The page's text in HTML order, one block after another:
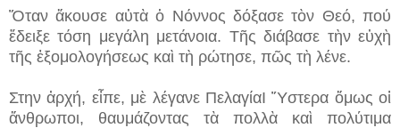
Ὅταν ἄκουσε αὐτὰ ὁ Νόννος δόξασε τὸν Θεό, πού
ἔδειξε τόση μεγάλη μετάνοια. Τῆς διάβασε τὴν εὐχὴ
τῆς ἐξομολογήσεως καὶ τὴ ρώτησε, πῶς τὴ λένε.
Στην ἀρχή, εἶπε, μὲ λέγανε ΠελαγίαΙ Ὕστερα ὅμως οἱ
ἄνθρωποι, θαυμάζοντας τὰ πολλὰ καὶ πολύτιμα